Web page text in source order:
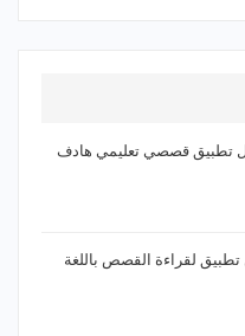
تطبيق قصصي تعليمي هادف
لقراءة القصص باللغة